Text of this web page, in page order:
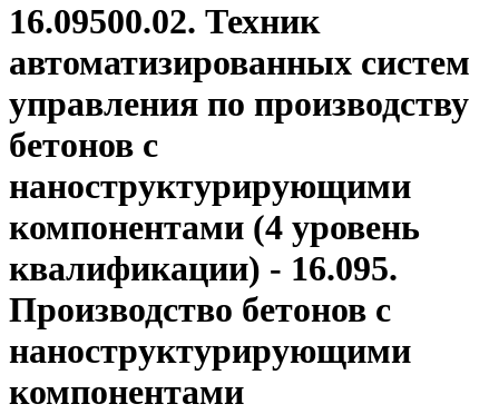
16.09500.02. Техник
автоматизированных систем
управления по производству
бетонов с
наноструктурирующими
компонентами (4 уровень
квалификации) - 16.095.
Производство бетонов с
наноструктурирующими
компонентами